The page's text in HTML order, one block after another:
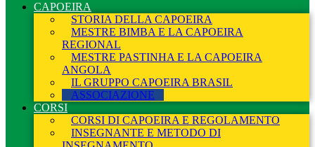
CAPOEIRA
STORIA DELLA CAPOEIRA
MESTRE BIMBA E LA CAPOEIRA
REGIONAL
MESTRE PASTINHA E LA CAPOEIRA
ANGOLA
IL GRUPPO CAPOEIRA BRASIL
ASSOCIAZIONE
CORSI
CORSI DI CAPOEIRA E REGOLAMENTO
INSEGNANTE E METODO DI